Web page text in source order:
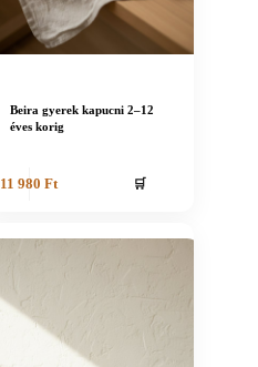
Beira gyerek kapucni 2–12
éves korig
11 980Ft 🛒